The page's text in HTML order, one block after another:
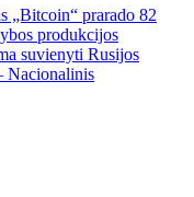
„Bitcoin“ prarado 82
produkcijos
suvienyti Rusijos
Nacionalinis